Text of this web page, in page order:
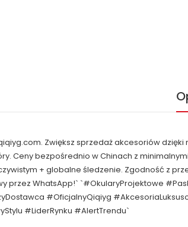
Zwiększ sprzedaż akcesoriów
Ceny bezpośrednio w Chinach z
+ globalne śledzenie. Zgodność z
przez WhatsApp!` `#OkularyProjektowe
#OficjalnyQiqiyg
#LiderRynku #AlertTrendu`